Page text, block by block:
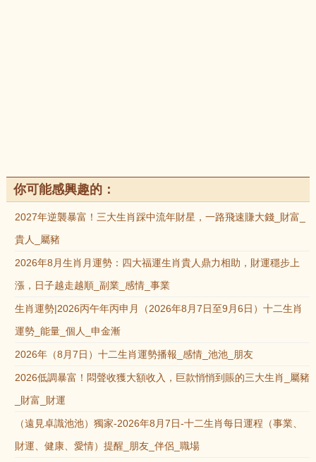
你可能感興趣的：
2027年逆襲暴富！三大生肖踩中流年財星，一路飛速賺大錢_財富_
貴人_屬豬
2026年8月生肖月運勢：四大福運生肖貴人鼎力相助，財運穩步上
漲，日子越走越順_副業_感情_事業
生肖運勢|2026丙午年丙申月（2026年8月7日至9月6日）十二生肖
運勢_能量_個人_申金漸
2026年（8月7日）十二生肖運勢播報_感情_池池_朋友
2026低調暴富！悶聲收獲大額收入，巨款悄悄到賬的三大生肖_屬豬
_財富_財運
（遠見卓識池池）獨家-2026年8月7日-十二生肖每日運程（事業、
財運、健康、愛情）提醒_朋友_伴侶_職場